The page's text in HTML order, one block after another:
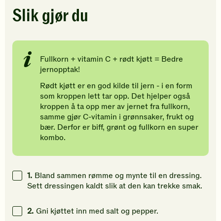
Klikk
for
gi
vurdering.
vurdere
oppskriften.
vurdere
Slik gjør du
Fullkorn + vitamin C + rødt kjøtt = Bedre
jernopptak!
Rødt kjøtt er en god kilde til jern - i en form
som kroppen lett tar opp. Det hjelper også
kroppen å ta opp mer av jernet fra fullkorn,
samme gjør C-vitamin i grønnsaker, frukt og
bær. Derfor er biff, grønt og fullkorn en super
kombo.
1. Bland sammen rømme og mynte til en dressing.
Sett dressingen kaldt slik at den kan trekke smak.
2. Gni kjøttet inn med salt og pepper.